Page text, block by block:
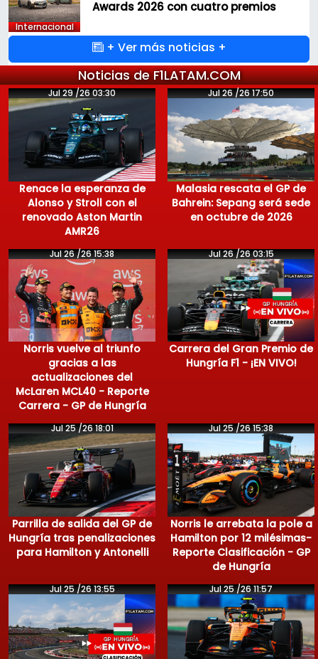
Internacional
Awards 2026 con cuatro premios
+ Ver más noticias +
Noticias de F1LATAM.COM
Jul 29 /26 03:30
Renace la esperanza de
Alonso y Stroll con el
renovado Aston Martin
AMR26
Jul 26 /26 17:50
Malasia rescata el GP de
Bahrein: Sepang será sede
en octubre de 2026
Jul 26 /26 15:38
Norris vuelve al triunfo
gracias a las
actualizaciones del
McLaren MCL40 - Reporte
Carrera - GP de Hungría
Jul 26 /26 03:15
Carrera del Gran Premio de
Hungría F1 - ¡EN VIVO!
Jul 25 /26 18:01
Parrilla de salida del GP de
Hungría tras penalizaciones
para Hamilton y Antonelli
Jul 25 /26 15:38
Norris le arrebata la pole a
Hamilton por 12 milésimas-
Reporte Clasificación - GP
de Hungría
Jul 25 /26 13:55 Jul 25 /26 11:57